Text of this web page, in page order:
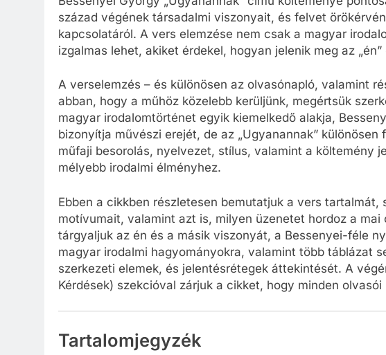
század végének társadalmi viszonyait, és felvet
kapcsolatáról. A vers elemzése nem csak a magyar
izgalmas lehet, akiket érdekel, hogyan jelenik meg az
A verselemzés – és különösen az olvasónapló, valamint
abban, hogy a műhöz közelebb kerüljünk, megértsük
magyar irodalomtörténet egyik kiemelkedő alakja,
bizonyítja művészi erejét, de az „Ugyanannak”
műfaji besorolás, nyelvezet, stílus, valamint a költemény
mélyebb irodalmi élményhez.
Ebben a cikkben részletesen bemutatjuk a vers
motívumait, valamint azt is, milyen üzenetet hordoz a mai
tárgyaljuk az én és a másik viszonyát, a Bessenyei-féle
magyar irodalmi hagyományokra, valamint több táblázat
szerkezeti elemek, és jelentésrétegek áttekintését. A
Kérdések) szekcióval zárjuk a cikket, hogy minden
Tartalomjegyzék